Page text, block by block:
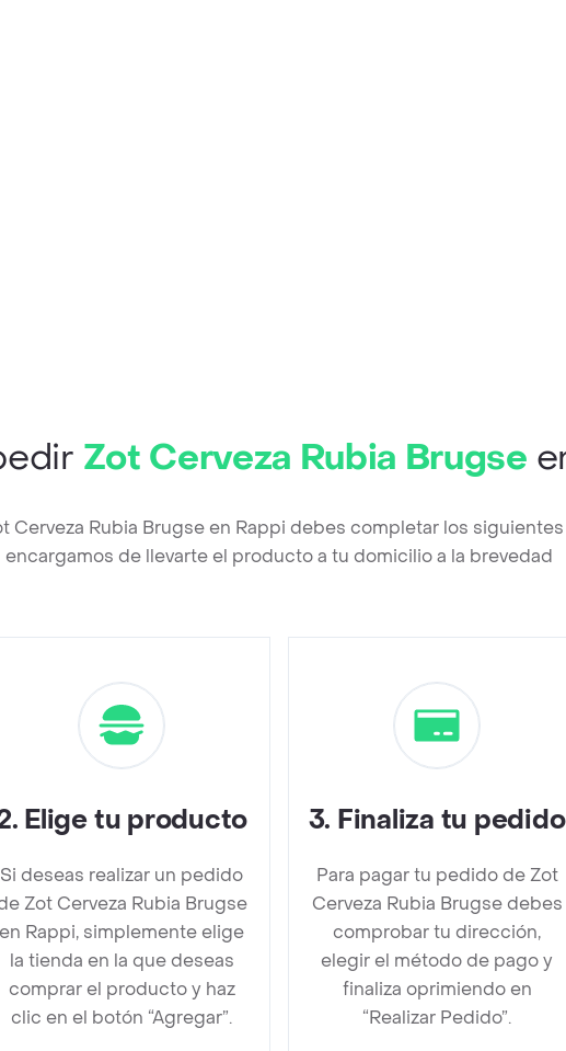
Zot Cerveza Rubia Brugse
Cerveza Rubia Brugse en Rappi debes completar los
encargamos de llevarte el producto a tu domicilio a la brevedad
. Elige tu producto
Si deseas realizar un pedido
Zot Cerveza Rubia Brugse
en Rappi, simplemente elige
la tienda en la que deseas
comprar el producto y haz
clic en el botón “Agregar”.
3. Finaliza tu pedido
Para pagar tu pedido de Zot
Cerveza Rubia Brugse debes
comprobar tu dirección,
elegir el método de pago y
finaliza oprimiendo en
“Realizar Pedido”.